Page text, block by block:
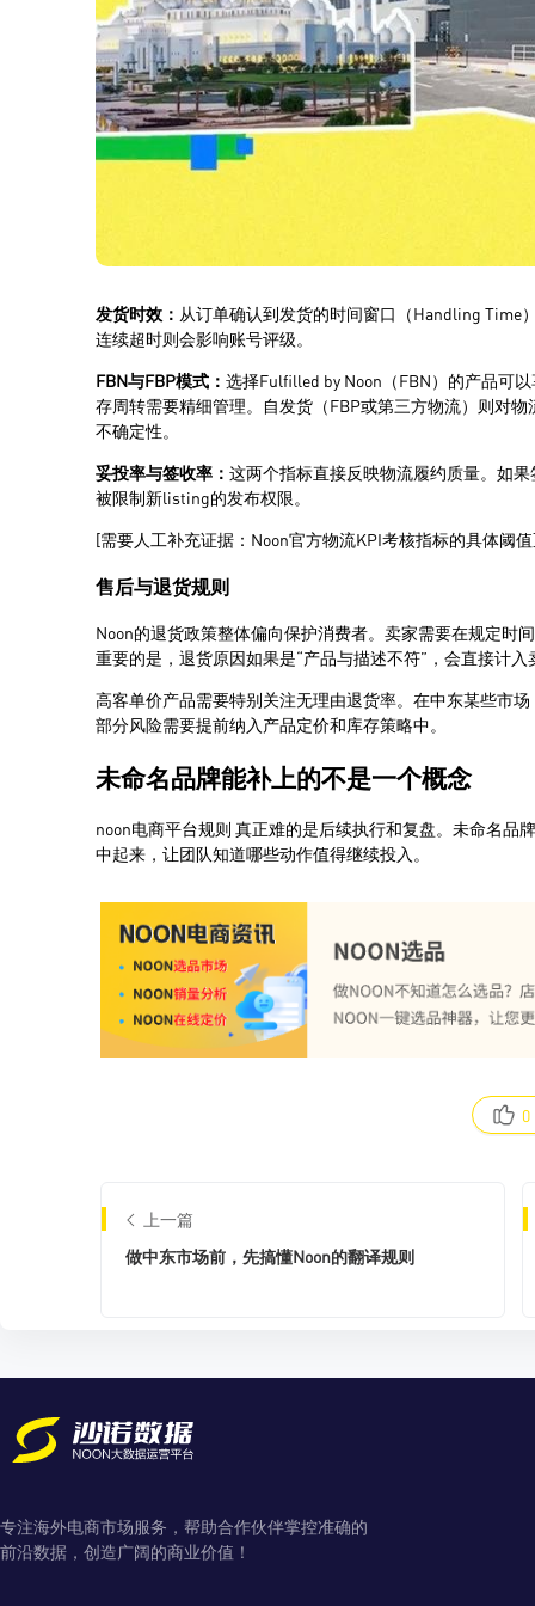
0
上一篇
做中东市场前，先搞懂Noon的翻译规则
专注海外电商市场服务，帮助合作伙伴掌控准确的
前沿数据，创造广阔的商业价值！